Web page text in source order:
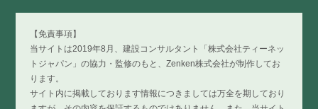
【免責事項】
当サイトは2019年8月、建設コンサルタント「株式会社ティーネッ
トジャパン」の協力・監修のもと、Zenken株式会社が制作してお
ります。
サイト内に掲載しております情報につきましては万全を期しており